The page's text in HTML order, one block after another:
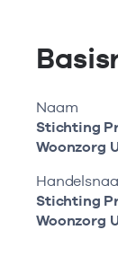
Naam
Stichting
Woonzorg
Stichting
Woonzorg